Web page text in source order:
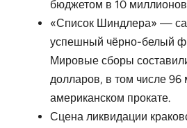
бюджетом в 10
«Список Шиндлера» —
успешный чёрно-белый
Мировые сборы
долларов, в том числе
американском прокате.
Сцена ликвидации